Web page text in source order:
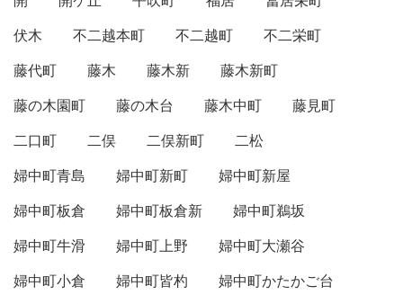
伏木
不二越本町 不二越町
不二栄町
藤代町
藤木 藤木新
藤木新町
藤の木園町
藤の木台 藤木中町
藤見町
二口町
二俣 二俣新町
二松
婦中町青島
婦中町新町
婦中町新屋
婦中町板倉
婦中町板倉新
婦中町鵜坂
婦中町牛滑
婦中町上野
婦中町大瀬谷
婦中町小倉
婦中町皆杓
婦中町かたかご台